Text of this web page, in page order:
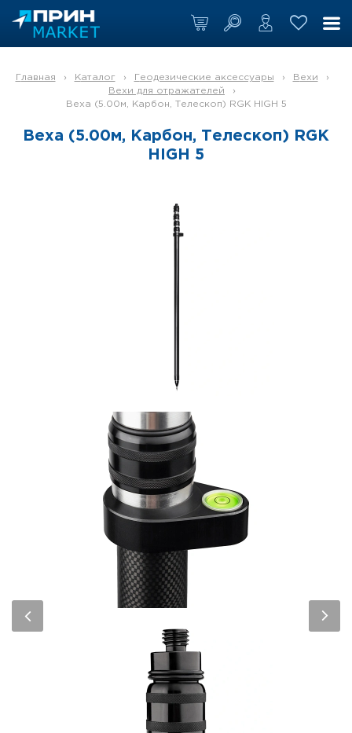
Главная › Каталог › Геодезические аксессуары › Вехи
›
Вехи для отражателей
›
Веха (5.00м, Карбон, Телескоп) RGK HIGH 5
Веха (5.00м, Карбон, Телескоп) RGK
HIGH 5